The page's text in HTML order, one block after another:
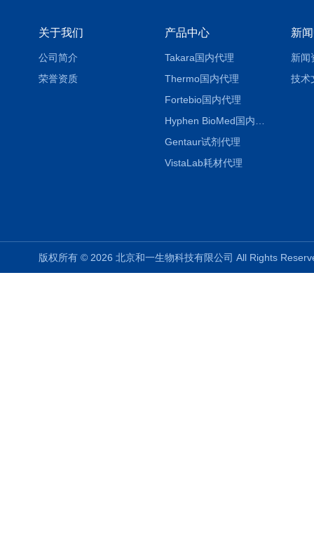
关于我们
公司简介
荣誉资质
产品中心
Takara国内代理
Thermo国内代理
Fortebio国内代理
Gentaur试剂代理
VistaLab耗材代理
新
新闻
技术
版权所有 © 2026 北京和一生物科技有限公司 All Rights